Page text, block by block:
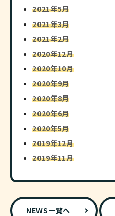
2021年5月
2021年3月
2021年2月
2020年12月
2020年10月
2020年9月
2020年8月
2020年6月
2020年5月
2019年12月
2019年11月
NEWS一覧へ